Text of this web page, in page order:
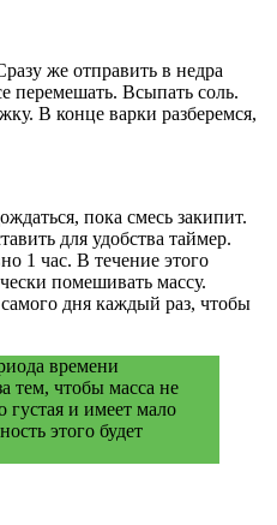
же отправить в недра
перемешать. Всыпать соль.
В конце варки разберемся,
пока смесь закипит.
для удобства таймер.
1 час. В течение этого
помешивать массу.
дня каждый раз, чтобы
времени
тем, чтобы масса не
густая и имеет мало
этого будет